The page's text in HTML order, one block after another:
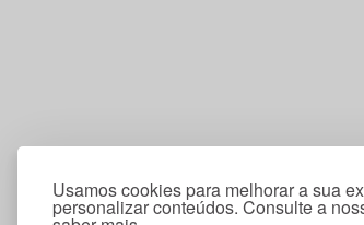
Usamos cookies para melhorar a sua
personalizar conteúdos. Consulte a